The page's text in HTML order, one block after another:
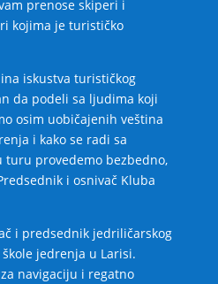
prenose skiperi i
kojima je turističko
iskustva turističkog
da podeli sa ljudima koji
osim uobičajenih veština
i kako se radi sa
turu provedemo bezbedno,
i osnivač Kluba
i predsednik jedriličarskog
jedrenja u Larisi.
navigaciju i regatno